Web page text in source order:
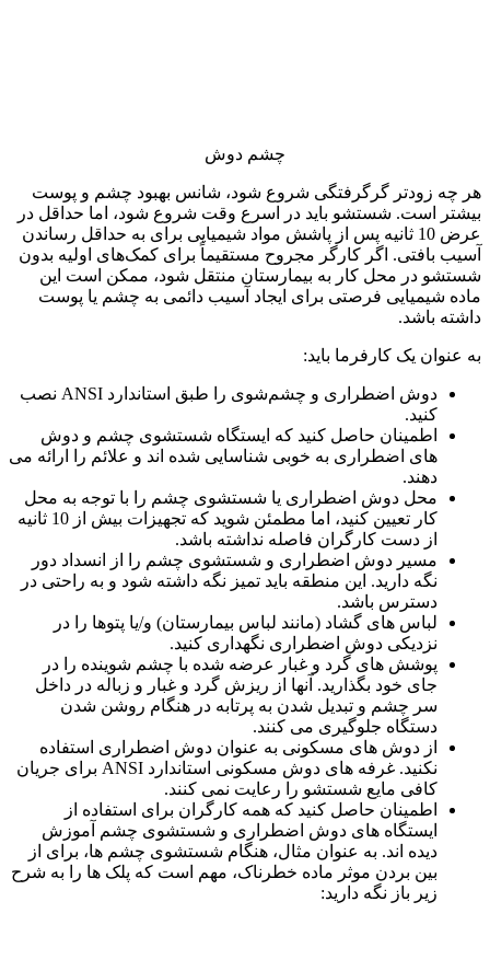
چشم دوش
هر چه زودتر گرگرفتگی شروع شود، شانس بهبود چشم و پوست
بیشتر است. شستشو باید در اسرع وقت شروع شود، اما حداقل در
عرض 10 ثانیه پس از پاشش مواد شیمیایی برای به حداقل رساندن
آسیب بافتی. اگر کارگر مجروح مستقیماً برای کمک‌های اولیه بدون
شستشو در محل کار به بیمارستان منتقل شود، ممکن است این
ماده شیمیایی فرصتی برای ایجاد آسیب دائمی به چشم یا پوست
داشته باشد.
به عنوان یک کارفرما باید:
دوش اضطراری و چشم‌شوی را طبق استاندارد ANSI نصب
کنید.
اطمینان حاصل کنید که ایستگاه شستشوی چشم و دوش
های اضطراری به خوبی شناسایی شده اند و علائم را ارائه می
دهند.
محل دوش اضطراری یا شستشوی چشم را با توجه به محل
کار تعیین کنید، اما مطمئن شوید که تجهیزات بیش از 10 ثانیه
از دست کارگران فاصله نداشته باشد.
مسیر دوش اضطراری و شستشوی چشم را از انسداد دور
نگه دارید. این منطقه باید تمیز نگه داشته شود و به راحتی در
دسترس باشد.
لباس های گشاد (مانند لباس بیمارستان) و/یا پتوها را در
نزدیکی دوش اضطراری نگهداری کنید.
پوشش های گرد و غبار عرضه شده با چشم شوینده را در
جای خود بگذارید. آنها از ریزش گرد و غبار و زباله در داخل
سر چشم و تبدیل شدن به پرتابه در هنگام روشن شدن
دستگاه جلوگیری می کنند.
از دوش های مسکونی به عنوان دوش اضطراری استفاده
نکنید. غرفه های دوش مسکونی استاندارد ANSI برای جریان
کافی مایع شستشو را رعایت نمی کنند.
اطمینان حاصل کنید که همه کارگران برای استفاده از
ایستگاه های دوش اضطراری و شستشوی چشم آموزش
دیده اند. به عنوان مثال، هنگام شستشوی چشم ها، برای از
بین بردن موثر ماده خطرناک، مهم است که پلک ها را به شرح
زیر باز نگه دارید: